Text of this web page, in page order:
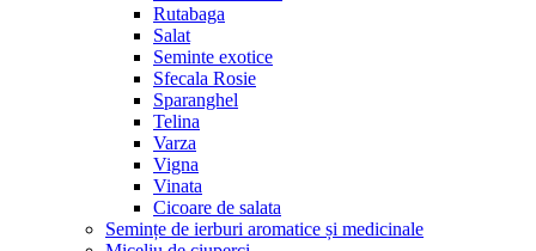
Rutabaga
Salat
Seminte exotice
Sfecala Rosie
Sparanghel
Telina
Varza
Vigna
Vinata
Сicoare de salata
Semințe de ierburi aromatice și medicinale